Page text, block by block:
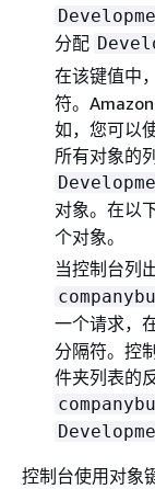
分配
在该键值中，
符。
如，您可以
所有对象的
对象。在以
个对象。
当控制台列
一个请求，
分隔符。控
件夹列表的
控制台使用对象